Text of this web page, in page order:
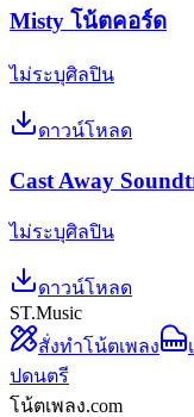
Misty โน้ตคอร์ด
ไม่ระบุศิลปิน
ดาวน์โหลด
Cast Away
ไม่ระบุศิลปิน
ดาวน์โหลด
ST.Music
สั่งทำโน้ตเพลง
ปดนตรี
โน้ตเพลง.com